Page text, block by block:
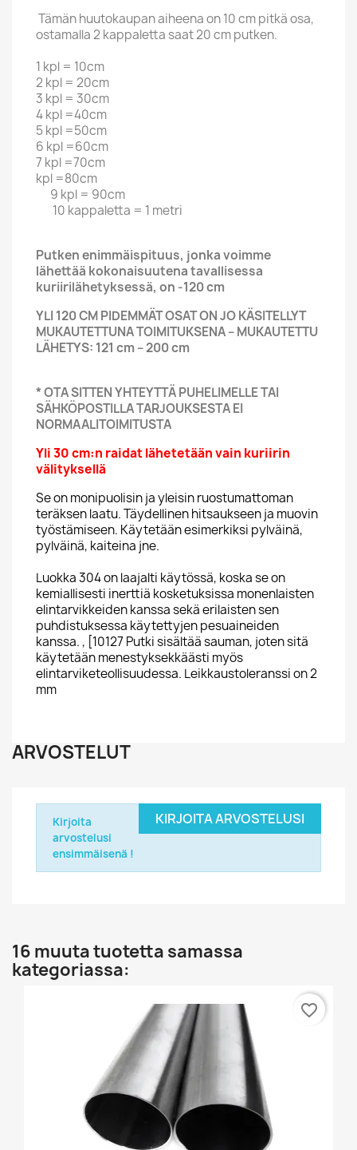
Tämän huutokaupan aiheena on 10 cm pitkä osa,
ostamalla 2 kappaletta saat 20 cm putken.
1 kpl = 10cm
2 kpl = 20cm
3 kpl = 30cm
4 kpl =40cm
5 kpl =50cm
6 kpl =60cm
7 kpl =70cm
kpl =80cm
9 kpl = 90cm
10 kappaletta = 1 metri
Putken enimmäispituus, jonka voimme
lähettää kokonaisuutena tavallisessa
kuriirilähetyksessä, on -120 cm
YLI 120 CM PIDEMMÄT OSAT ON JO KÄSITELLYT
MUKAUTETTUNA TOIMITUKSENA – MUKAUTETTU
LÄHETYS: 121 cm – 200 cm
* OTA SITTEN YHTEYTTÄ PUHELIMELLE TAI
SÄHKÖPOSTILLA TARJOUKSESTA EI
NORMAALITOIMITUSTA
Yli 30 cm:n raidat lähetetään vain kuriirin
välityksellä
Se on monipuolisin ja yleisin ruostumattoman
teräksen laatu. Täydellinen hitsaukseen ja muovin
työstämiseen. Käytetään esimerkiksi pylväinä,
pylväinä, kaiteina jne.
Luokka 304 on laajalti käytössä, koska se on
kemiallisesti inerttiä kosketuksissa monenlaisten
elintarvikkeiden kanssa sekä erilaisten sen
puhdistuksessa käytettyjen pesuaineiden
kanssa. , [10127 Putki sisältää sauman, joten sitä
käytetään menestyksekkäästi myös
elintarviketeollisuudessa. Leikkaustoleranssi on 2
mm
ARVOSTELUT
KIRJOITA ARVOSTELUSI
Kirjoita
arvostelusi
ensimmäisenä !
16 muuta tuotetta samassa
kategoriassa:
favorite_border